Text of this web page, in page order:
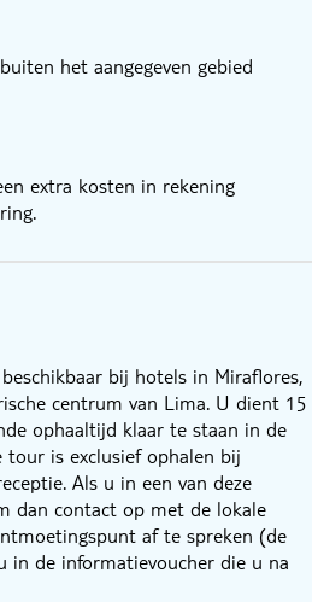
het aangegeven gebied
extra kosten in rekening
bij hotels in Miraflores,
centrum van Lima. U dient 15
ophaaltijd klaar te staan in de
is exclusief ophalen bij
Als u in een van deze
dan contact op met de lokale
af te spreken (de
in de informatievoucher die u na